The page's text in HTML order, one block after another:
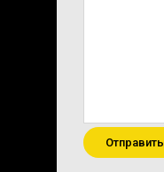
Отправить